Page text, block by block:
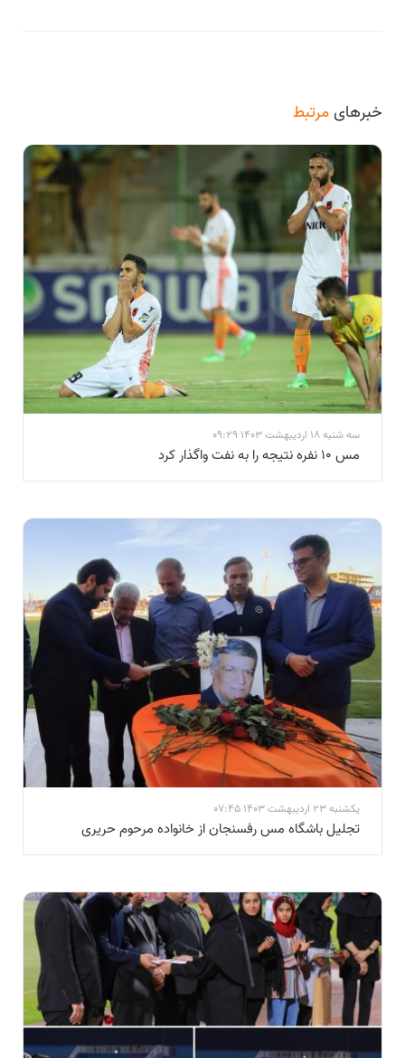
خبرهایمرتبط
سه شنبه 18 اردیبهشت 1403 09:29
مس ۱۰ نفره نتیجه را به نفت واگذار کرد
یکشنبه 23 اردیبهشت 1403 07:45
تجلیل باشگاه مس رفسنجان از خانواده مرحوم حریری